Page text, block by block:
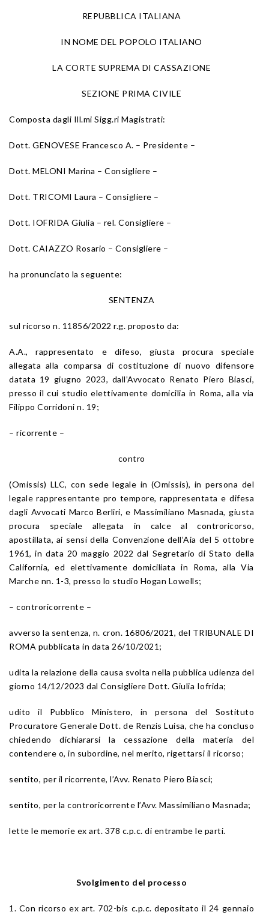
REPUBBLICA ITALIANA
IN NOME DEL POPOLO ITALIANO
LA CORTE SUPREMA DI CASSAZIONE
SEZIONE PRIMA CIVILE
Composta dagli Ill.mi Sigg.ri Magistrati:
Dott. GENOVESE Francesco A. – Presidente –
Dott. MELONI Marina – Consigliere –
Dott. TRICOMI Laura – Consigliere –
Dott. IOFRIDA Giulia – rel. Consigliere –
Dott. CAIAZZO Rosario – Consigliere –
ha pronunciato la seguente:
SENTENZA
sul ricorso n. 11856/2022 r.g. proposto da:
A.A., rappresentato e difeso, giusta procura speciale
allegata alla comparsa di costituzione di nuovo difensore
datata 19 giugno 2023, dall’Avvocato Renato Piero Biasci,
presso il cui studio elettivamente domicilia in Roma, alla via
Filippo Corridoni n. 19;
– ricorrente –
contro
(Omissis) LLC, con sede legale in (Omissis), in persona del
legale rappresentante pro tempore, rappresentata e difesa
dagli Avvocati Marco Berliri, e Massimiliano Masnada, giusta
procura speciale allegata in calce al controricorso,
apostillata, ai sensi della Convenzione dell’Aia del 5 ottobre
1961, in data 20 maggio 2022 dal Segretario di Stato della
California, ed elettivamente domiciliata in Roma, alla Via
Marche nn. 1-3, presso lo studio Hogan Lowells;
– controricorrente –
avverso la sentenza, n. cron. 16806/2021, del TRIBUNALE DI
ROMA pubblicata in data 26/10/2021;
udita la relazione della causa svolta nella pubblica udienza del
giorno 14/12/2023 dal Consigliere Dott. Giulia Iofrida;
udito il Pubblico Ministero, in persona del Sostituto
Procuratore Generale Dott. de Renzis Luisa, che ha concluso
chiedendo dichiararsi la cessazione della materia del
contendere o, in subordine, nel merito, rigettarsi il ricorso;
sentito, per il ricorrente, l’Avv. Renato Piero Biasci;
sentito, per la controricorrente l’Avv. Massimiliano Masnada;
lette le memorie ex art. 378 c.p.c. di entrambe le parti.
Svolgimento del processo
1. Con ricorso ex art. 702-bis c.p.c. depositato il 24 gennaio